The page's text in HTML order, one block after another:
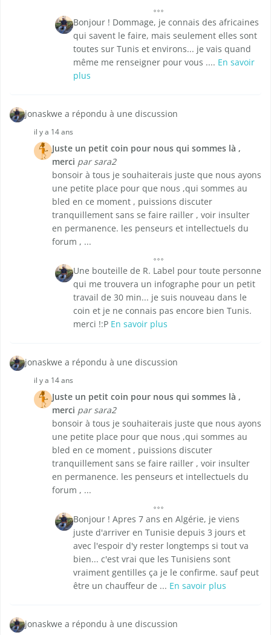
Bonjour ! Dommage, je connais des africaines
qui savent le faire, mais seulement elles sont
toutes sur Tunis et environs... je vais quand
même me renseigner pour vous .... En savoir
plus
jonaskwe a répondu à une discussion
il y a 14 ans
Juste un petit coin pour nous qui sommes là ,
merci par sara2
bonsoir à tous je souhaiterais juste que nous ayons
une petite place pour que nous ,qui sommes au
bled en ce moment , puissions discuter
tranquillement sans se faire railler , voir insulter
en permanence. les penseurs et intellectuels du
forum , ...
Une bouteille de R. Label pour toute personne
qui me trouvera un infographe pour un petit
travail de 30 min... je suis nouveau dans le
coin et je ne connais pas encore bien Tunis.
merci !:P En savoir plus
jonaskwe a répondu à une discussion
il y a 14 ans
Juste un petit coin pour nous qui sommes là ,
merci par sara2
bonsoir à tous je souhaiterais juste que nous ayons
une petite place pour que nous ,qui sommes au
bled en ce moment , puissions discuter
tranquillement sans se faire railler , voir insulter
en permanence. les penseurs et intellectuels du
forum , ...
Bonjour ! Apres 7 ans en Algérie, je viens
juste d'arriver en Tunisie depuis 3 jours et
avec l'espoir d'y rester longtemps si tout va
bien... c'est vrai que les Tunisiens sont
vraiment gentilles ça je le confirme. sauf peut
être un chauffeur de ... En savoir plus
jonaskwe a répondu à une discussion